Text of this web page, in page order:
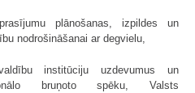
plānošanas, izpildes un
nodrošināšanai ar degvielu,
institūciju uzdevumus un
bruņoto spēku, Valsts